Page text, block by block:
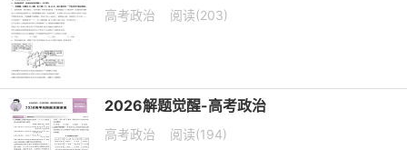
高考政治 阅读(203)
2026解题觉醒-高考政治
高考政治 阅读(194)